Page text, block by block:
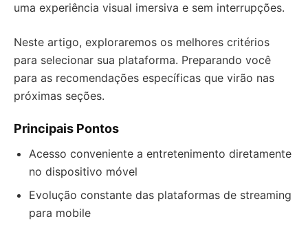
uma experiência visual imersiva e sem interrupções.
Neste artigo, exploraremos os melhores critérios
para selecionar sua plataforma. Preparando você
para as recomendações específicas que virão nas
próximas seções.
Principais Pontos
Acesso conveniente a entretenimento diretamente
no dispositivo móvel
Evolução constante das plataformas de streaming
para mobile